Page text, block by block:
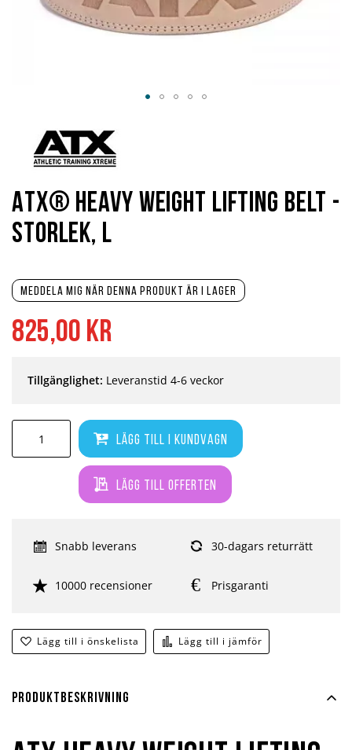
825,00 kr
Meddela mig när denna produkt är i lager
Lägg till i kundvagn
Lägg till offerten
Lägg till i önskelista Lägg till i jämför
Tillgänglighet: Leveranstid 4-6 veckor
Snabb leverans 30-dagars returrätt
10000 recensioner Prisgaranti
ATX® Heavy Weight Lifting Belt -
Storlek, L
början
bildgalleriet
Produktbeskrivning